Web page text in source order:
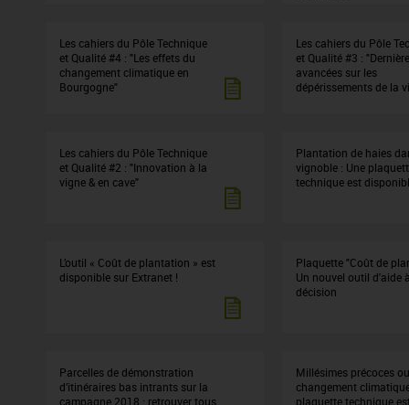
Les cahiers du Pôle Technique
et Qualité #4 : "Les effets du
changement climatique en
Bourgogne"
Les cahiers du Pôle
et Qualité #3 :
avancées sur les
dépérissements de la
Les cahiers du Pôle Technique
et Qualité #2 : "Innovation à la
vigne & en cave"
Plantation de haies
vignoble : Une
technique est
L’outil « Coût de plantation » est
disponible sur Extranet !
Plaquette "Coût de
Un nouvel outil d'aide
décision
Parcelles de démonstration
d’itinéraires bas intrants sur la
campagne 2018 : retrouver tous
Millésimes précoces
changement
plaquette technique